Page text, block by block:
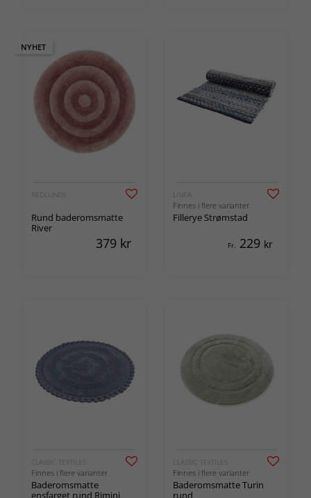
NYHET
REDLUNDS
Rund baderomsmatte
River
379 kr
LINEA
Finnes i flere varianter
Fillerye Strømstad
Fr. 229 kr
CLASSIC TEXTILES
Finnes i flere varianter
Baderomsmatte
ensfarget rund Rimini
CLASSIC TEXTILES
Finnes i flere varianter
Baderomsmatte Turin
rund